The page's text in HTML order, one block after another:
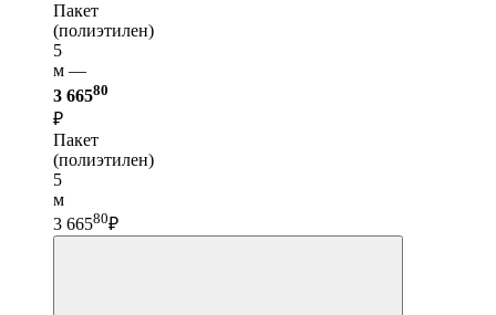
Пакет
(полиэтилен)
5
м —
3 66580
₽
Пакет
(полиэтилен)
5
м
3 66580₽